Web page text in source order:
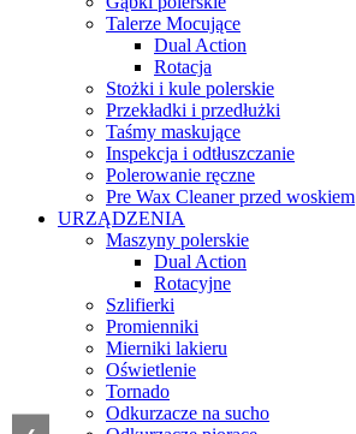
Talerze Mocujące
Dual Action
Rotacja
Stożki i kule polerskie
Przekładki i przedłużki
Taśmy maskujące
Inspekcja i odtłuszczanie
Polerowanie ręczne
Pre Wax Cleaner przed woskiem
URZĄDZENIA
Maszyny polerskie
Dual Action
Rotacyjne
Szlifierki
Promienniki
Mierniki lakieru
Oświetlenie
Tornado
Odkurzacze na sucho